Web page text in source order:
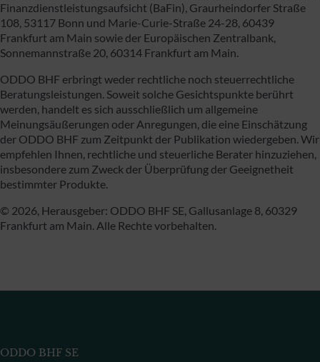
Finanzdienstleistungsaufsicht (BaFin), Graurheindorfer Straße
108, 53117 Bonn und Marie-Curie-Straße 24-28, 60439
Frankfurt am Main sowie der Europäischen Zentralbank,
Sonnemannstraße 20, 60314 Frankfurt am Main.
ODDO BHF erbringt weder rechtliche noch steuerrechtliche
Beratungsleistungen. Soweit solche Gesichtspunkte berührt
werden, handelt es sich ausschließlich um allgemeine
Meinungsäußerungen oder Anregungen, die eine Einschätzung
der ODDO BHF zum Zeitpunkt der Publikation wiedergeben. Wir
empfehlen Ihnen, rechtliche und steuerliche Berater hinzuziehen,
insbesondere zum Zweck der Überprüfung der Geeignetheit
bestimmter Produkte.
© 2026, Herausgeber: ODDO BHF SE, Gallusanlage 8, 60329
Frankfurt am Main. Alle Rechte vorbehalten.
ODDO BHF SE